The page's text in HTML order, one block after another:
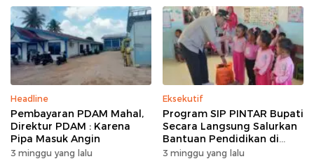
Headline
Pembayaran PDAM Mahal,
Direktur PDAM : Karena
Pipa Masuk Angin
3 minggu yang lalu
Eksekutif
Program SIP PINTAR Bupati
Secara Langsung Salurkan
Bantuan Pendidikan di
Desa Mampuak ll
3 minggu yang lalu